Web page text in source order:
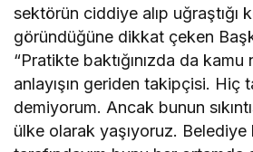
sektörün ciddiye alıp uğraştığı
göründüğüne dikkat çeken
“Pratikte baktığınızda da kamu
anlayışın geriden takipçisi. Hiç
demiyorum. Ancak bunun
ülke olarak yaşıyoruz. Belediye